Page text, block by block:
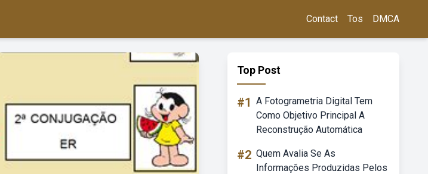
Contact Tos DMCA
Top Post
#1 A Fotogrametria Digital Tem
Como Objetivo Principal A
Reconstrução Automática
#2 Quem Avalia Se As
Informações Produzidas Pelos